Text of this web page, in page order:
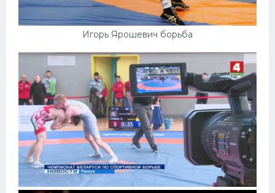
Игорь Ярошевич борьба